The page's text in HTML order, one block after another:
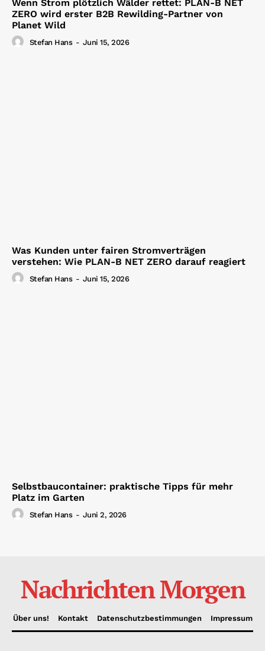
Wenn Strom plötzlich Wälder rettet: PLAN-B NET
ZERO wird erster B2B Rewilding-Partner von
Planet Wild
Stefan Hans - Juni 15, 2026
Was Kunden unter fairen Stromverträgen
verstehen: Wie PLAN-B NET ZERO darauf reagiert
Stefan Hans - Juni 15, 2026
Selbstbaucontainer: praktische Tipps für mehr
Platz im Garten
Stefan Hans - Juni 2, 2026
Nachrichten Morgen
Über uns! Kontakt Datenschutzbestimmungen Impressum